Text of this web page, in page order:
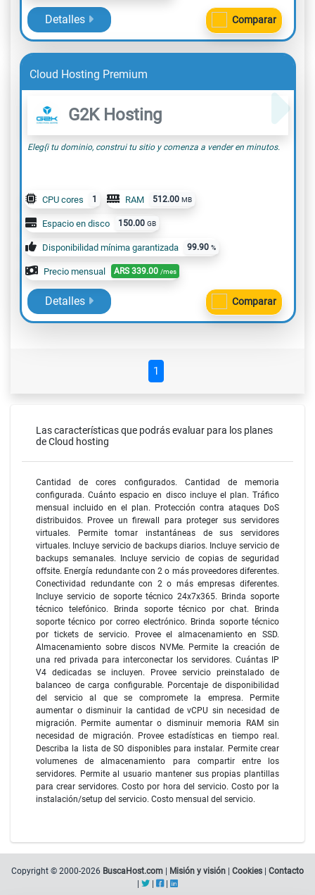
Detalles Comparar
Cloud Hosting Premium
G2K Hosting
Eleg{i tu dominio, construi tu sitio y comenza a vender en minutos.
CPU cores 1 RAM 512.00 MB
Espacio en disco 150.00 GB
Disponibilidad mínima garantizada 99.90 %
Precio mensual ARS 339.00 /mes
Detalles Comparar
1
Las características que podrás evaluar para los planes
de Cloud hosting
Cantidad de cores configurados. Cantidad de memoria
configurada. Cuánto espacio en disco incluye el plan. Tráfico
mensual incluido en el plan. Protección contra ataques DoS
distribuidos. Provee un firewall para proteger sus servidores
virtuales. Permite tomar instantáneas de sus servidores
virtuales. Incluye servicio de backups diarios. Incluye servicio de
backups semanales. Incluye servicio de copias de seguridad
offsite. Energía redundante con 2 o más proveedores diferentes.
Conectividad redundante con 2 o más empresas diferentes.
Incluye servicio de soporte técnico 24x7x365. Brinda soporte
técnico telefónico. Brinda soporte técnico por chat. Brinda
soporte técnico por correo electrónico. Brinda soporte técnico
por tickets de servicio. Provee el almacenamiento en SSD.
Almacenamiento sobre discos NVMe. Permite la creación de
una red privada para interconectar los servidores. Cuántas IP
V4 dedicadas se incluyen. Provee servicio preinstalado de
balanceo de carga configurable. Porcentaje de disponibilidad
del servicio al que se compromete la empresa. Permite
aumentar o disminuir la cantidad de vCPU sin necesidad de
migración. Permite aumentar o disminuir memoria RAM sin
necesidad de migración. Provee estadísticas en tiempo real.
Describa la lista de SO disponibles para instalar. Permite crear
volumenes de almacenamiento para compartir entre los
servidores. Permite al usuario mantener sus propias plantillas
para crear servidores. Costo por hora del servicio. Costo por la
instalación/setup del servicio. Costo mensual del servicio.
Copyright © 2000-2026 BuscaHost.com Misión y visión Cookies
Contacto